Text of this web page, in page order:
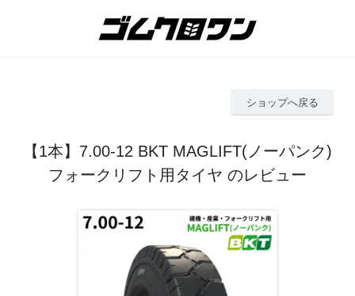
ショップへ戻る
【1本】7.00-12 BKT MAGLIFT(ノーパンク)
フォークリフト用タイヤ のレビュー